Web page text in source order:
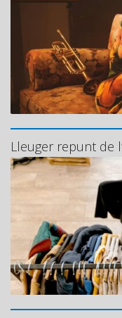
Lleuger repunt de